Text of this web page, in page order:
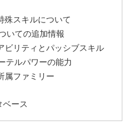
殊スキルについて
いての追加情報
ビリティとパッシブスキル
テルパワーの能力
属ファミリー
ベース